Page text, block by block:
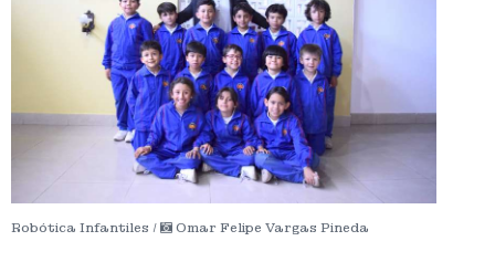
Robótica Infantiles / Omar Felipe Vargas Pineda